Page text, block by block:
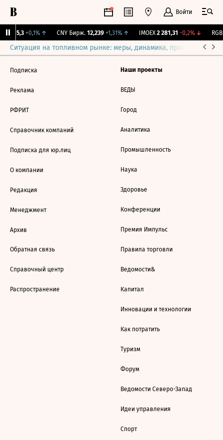
Войти
115,3 +0,1%↑ CNY Бирж. 12,239 +1,31%↑ IMOEX 2 281,31 -0,2%↓
Ситуация на топливном рынке: меры, динамика, прогнозы
Подписка
Реклама
РФРИТ
Справочник компаний
Подписка для юр.лиц
О компании
Редакция
Менеджмент
Архив
Обратная связь
Справочный центр
Распространение
Наши проекты
ВЕДЫ
Город
Аналитика
Промышленность
Наука
Здоровье
Конференции
Премия Импульс
Правила торговли
Ведомости&
Капитал
Инновации и технологии
Как потратить
Туризм
Форум
Ведомости Северо-Запад
Идеи управления
Спорт